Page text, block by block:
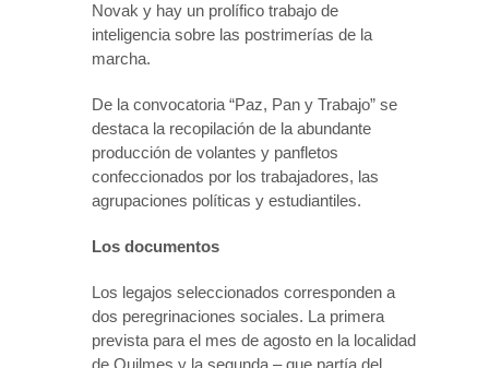
Novak y hay un prolífico trabajo de
inteligencia sobre las postrimerías de la
marcha.
De la convocatoria “Paz, Pan y Trabajo” se
destaca la recopilación de la abundante
producción de volantes y panfletos
confeccionados por los trabajadores, las
agrupaciones políticas y estudiantiles.
Los documentos
Los legajos seleccionados corresponden a
dos peregrinaciones sociales. La primera
prevista para el mes de agosto en la localidad